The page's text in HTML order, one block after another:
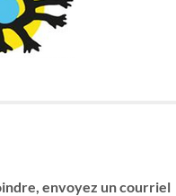
envoyez un courriel